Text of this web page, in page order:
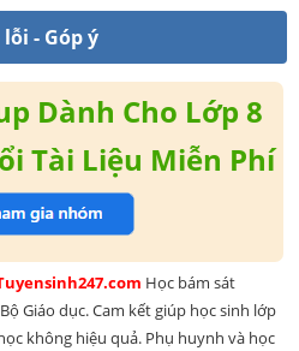
lỗi - Góp ý
Dành Cho Lớp 8
Tài Liệu Miễn Phí
Học bám sát
Giáo dục. Cam kết giúp học sinh lớp
không hiệu quả. Phụ huynh và học